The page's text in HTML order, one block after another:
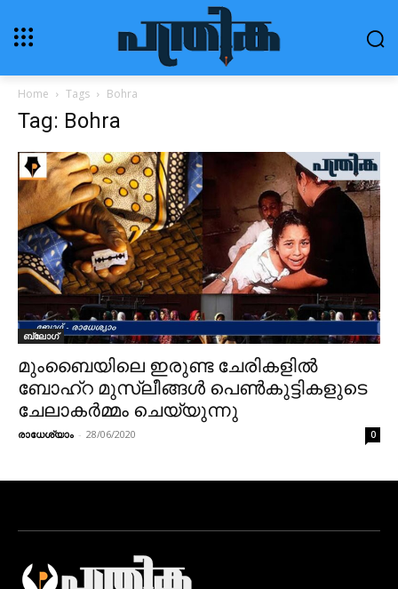
Home Tags Bohra
Tag: Bohra
ബ്ലോഗ്‌
മുംബൈയിലെ ഇരുണ്ട ചേരികളില്‍
ബോഹ്റ മുസ്ലീങ്ങള്‍ പെണ്‍കുട്ടികളുടെ
ചേലാകര്‍മ്മം ചെയ്യുന്നു
രാധേശ്യാം - 28/06/2020 0